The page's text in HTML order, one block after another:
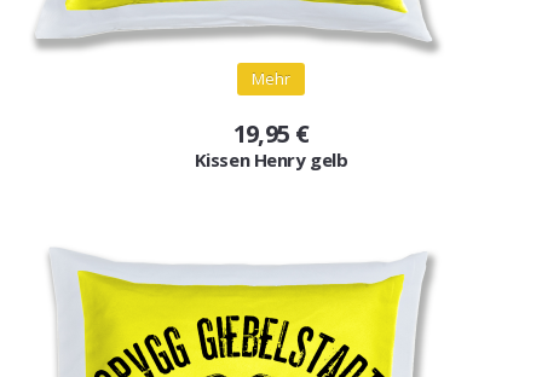
Mehr
19,95 €
Kissen Henry gelb